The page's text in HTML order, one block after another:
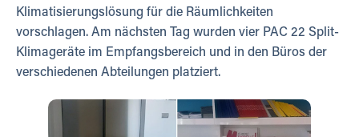
Klimatisierungslösung für die Räumlichkeiten
vorschlagen. Am nächsten Tag wurden vier PAC 22 Split-
Klimageräte im Empfangsbereich und in den Büros der
verschiedenen Abteilungen platziert.